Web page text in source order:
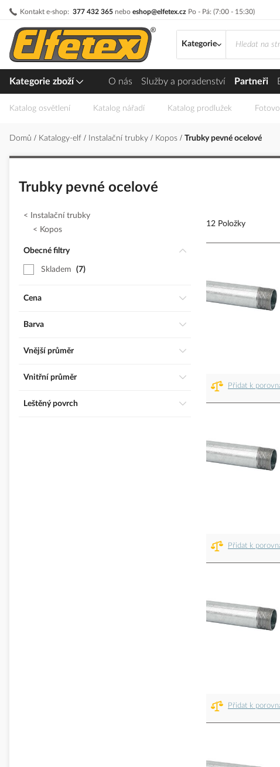
Kontakt e-shop: 377 432 365 nebo eshop@elfetex.cz Po - Pá: (7:00 - 15:30)
Přejít
obsah
Kategorie
Kategorie zboží O nás Služby a poradenství Partneři
Katalog osvětlení Katalog nářadí Katalog prodlužek
Domů Katalogy-elf Instalační trubky Kopos Trubky pevné ocelové
Trubky pevné ocelové
12 Položky
Přidat k
Přidat k
Přidat k
Instalační trubky
Kopos
Obecné filtry
Skladem 7
Cena
Barva
Vnější průměr
Vnitřní průměr
Leštěný povrch